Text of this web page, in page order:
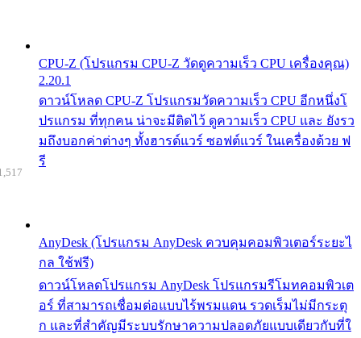
CPU-Z (โปรแกรม CPU-Z วัดดูความเร็ว CPU เครื่องคุณ)
2.20.1
ดาวน์โหลด CPU-Z โปรแกรมวัดความเร็ว CPU อีกหนึ่งโ
ปรแกรม ที่ทุกคน น่าจะมีติดไว้ ดูความเร็ว CPU และ ยังรว
มถึงบอกค่าต่างๆ ทั้งฮารด์แวร์ ซอฟต์แวร์ ในเครื่องด้วย ฟ
รี
AnyDesk (โปรแกรม AnyDesk ควบคุมคอมพิวเตอร์ระยะไ
กล ใช้ฟรี)
ดาวน์โหลดโปรแกรม AnyDesk โปรแกรมรีโมทคอมพิวเต
อร์ ที่สามารถเชื่อมต่อแบบไร้พรมแดน รวดเร็มไม่มีกระตุ
ก และที่สำคัญมีระบบรักษาความปลอดภัยแบบเดียวกับที่ใ